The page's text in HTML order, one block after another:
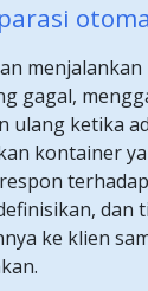
menjalankan
gagal,
ulang ketika
kontainer
dan
ke klien